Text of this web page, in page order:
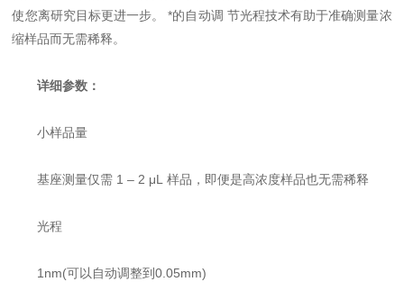
使您离研究目标更进一步。 *的自动调 节光程技术有助于准确测量浓
缩样品而无需稀释。
详细参数：
小样品量
基座测量仅需 1 – 2 μL 样品，即便是高浓度样品也无需稀释
光程
1nm(可以自动调整到0.05mm)